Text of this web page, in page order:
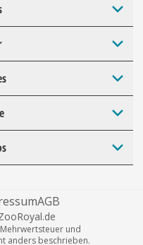
AGB
und
anders beschrieben.